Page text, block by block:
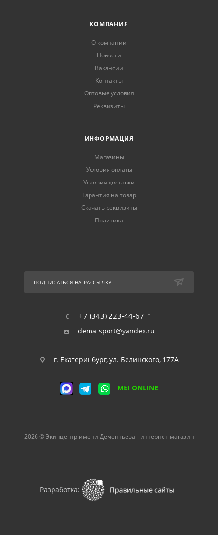
КОМПАНИЯ
О компании
Новости
Вакансии
Контакты
Оптовые условия
Реквизиты
ИНФОРМАЦИЯ
Магазины
Условия оплаты
Условия доставки
Гарантия на товар
Скачать реквизиты
Политика
ПОДПИСАТЬСЯ НА РАССЫЛКУ
+7 (343) 223-44-67
dema-sport@yandex.ru
г. Екатеринбург, ул. Белинского, 177А
МЫ ONLINE
2026 © Экипцентр имени Дементьева - интернет-магазин
Разработка: